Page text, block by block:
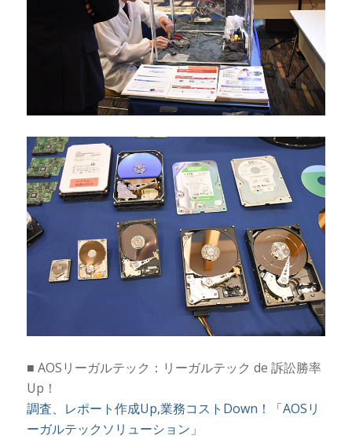
■ AOSリーガルテック：リーガルテック de 訴訟勝率
Up！
調査、レポート作成Up,業務コストDown！「AOSリ
ーガルテックソリューション」